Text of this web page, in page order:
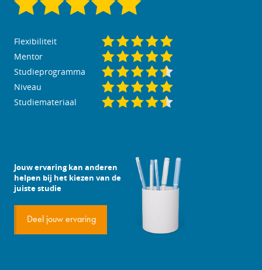
Flexibiliteit
Mentor
Studieprogramma
Niveau
Studiemateriaal
Jouw ervaring kan anderen
helpen bij het kiezen van de
juiste studie
Deel jouw ervaring